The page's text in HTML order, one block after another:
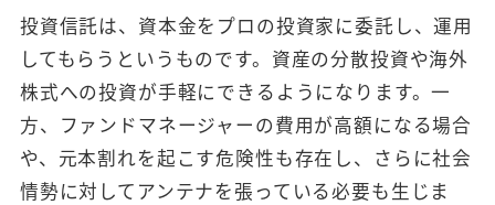
投資信託は、資本金をプロの投資家に委託し、運用
してもらうというものです。資産の分散投資や海外
株式への投資が手軽にできるようになります。一
方、ファンドマネージャーの費用が高額になる場合
や、元本割れを起こす危険性も存在し、さらに社会
情勢に対してアンテナを張っている必要も生じま